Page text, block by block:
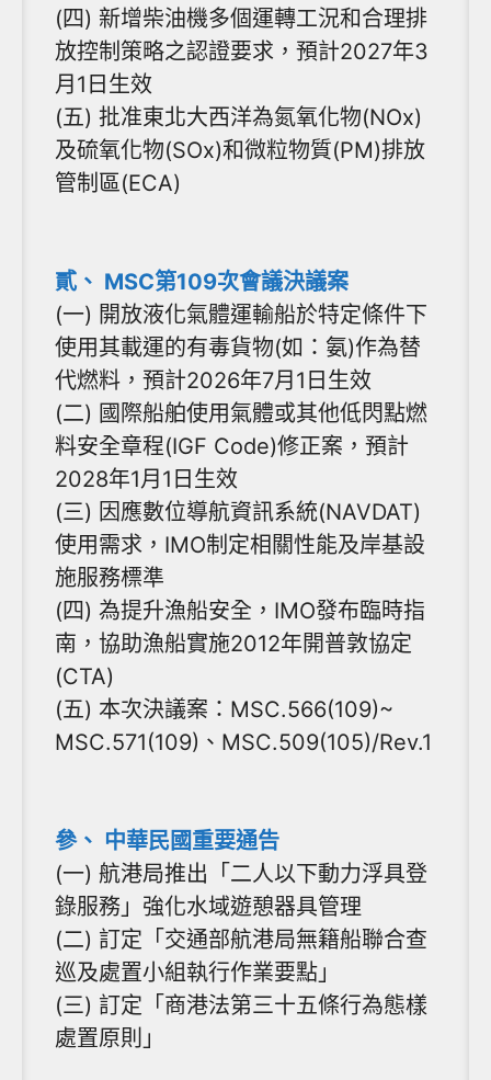
(四) 新增柴油機多個運轉工況和合理排
放控制策略之認證要求，預計2027年3
月1日生效
(五) 批准東北大西洋為氮氧化物(NOx)
及硫氧化物(SOx)和微粒物質(PM)排放
管制區(ECA)
貳、 MSC第109次會議決議案
(一) 開放液化氣體運輸船於特定條件下
使用其載運的有毒貨物(如：氨)作為替
代燃料，預計2026年7月1日生效
(二) 國際船舶使用氣體或其他低閃點燃
料安全章程(IGF Code)修正案，預計
2028年1月1日生效
(三) 因應數位導航資訊系統(NAVDAT)
使用需求，IMO制定相關性能及岸基設
施服務標準
(四) 為提升漁船安全，IMO發布臨時指
南，協助漁船實施2012年開普敦協定
(CTA)
(五) 本次決議案：MSC.566(109)~
MSC.571(109)、MSC.509(105)/Rev.1
參、 中華民國重要通告
(一) 航港局推出「二人以下動力浮具登
錄服務」強化水域遊憩器具管理
(二) 訂定「交通部航港局無籍船聯合查
巡及處置小組執行作業要點」
(三) 訂定「商港法第三十五條行為態樣
處置原則」